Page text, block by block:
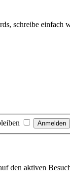
schreibe einfach
den aktiven